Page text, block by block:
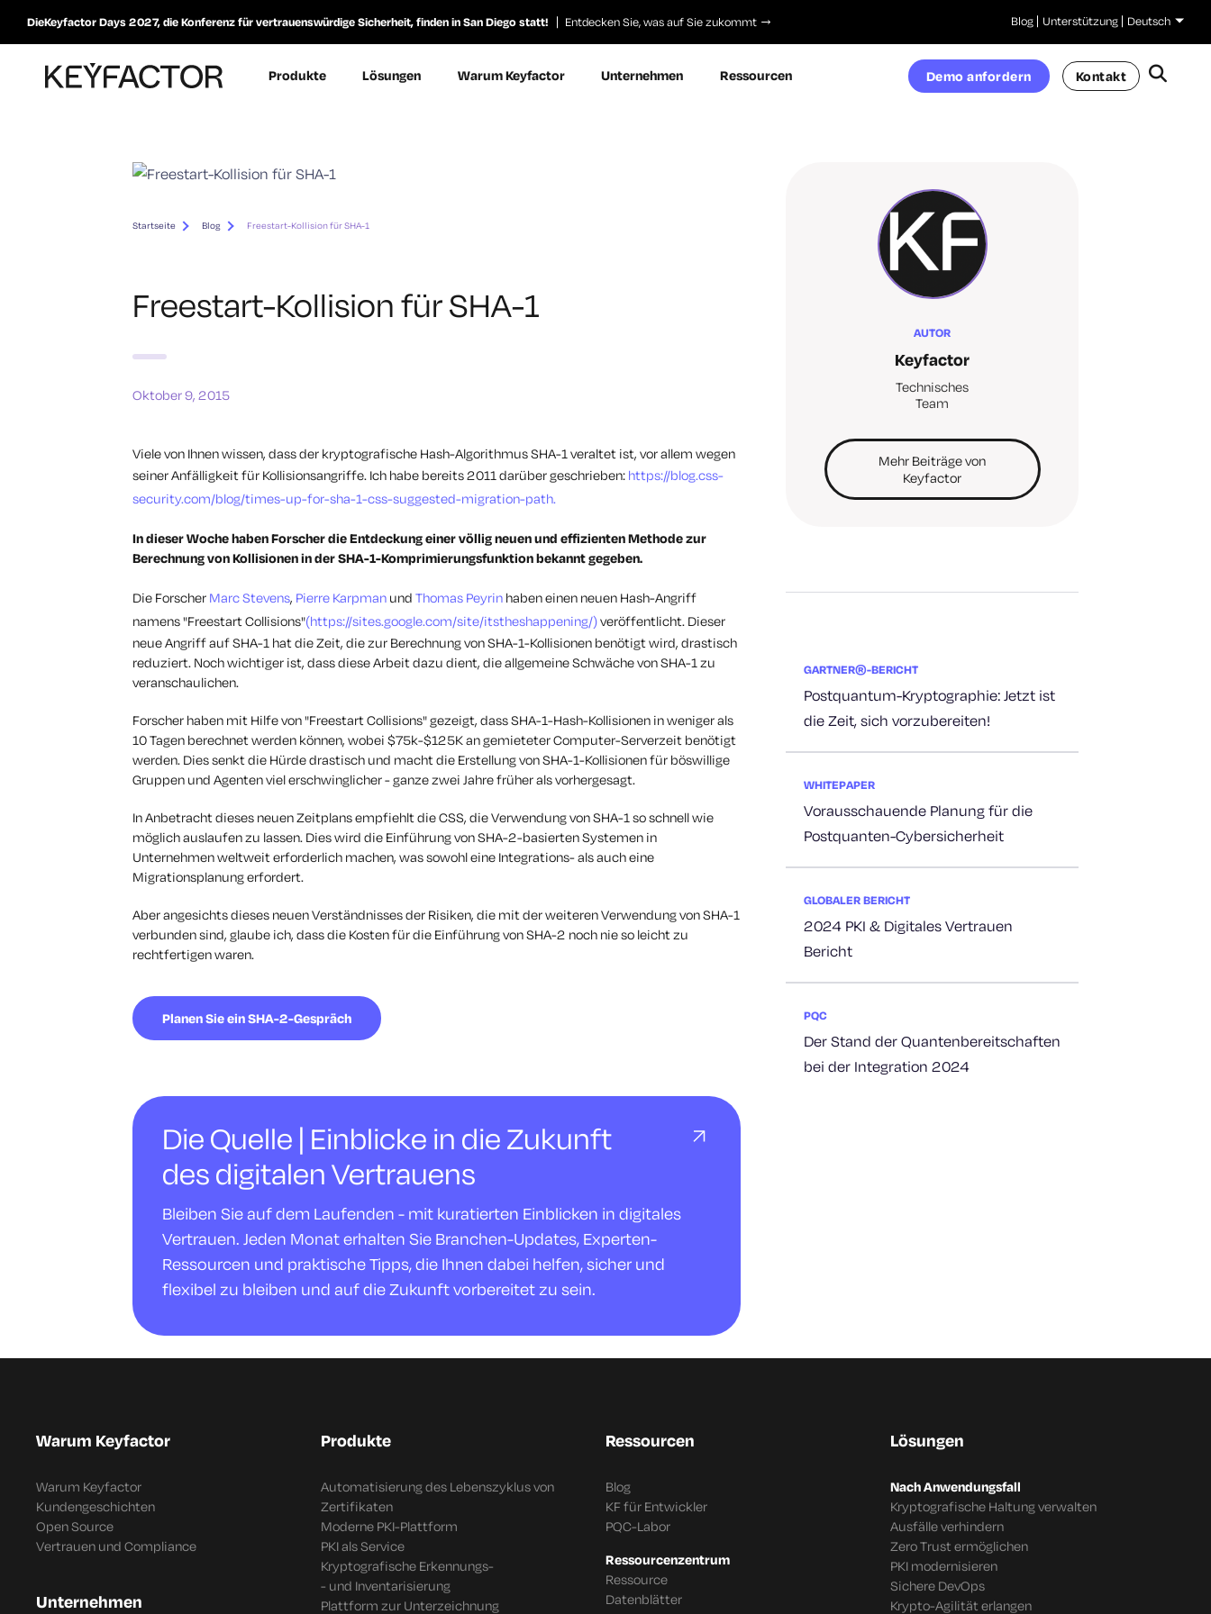
DieKeyfactor Days 2027, die Konferenz für vertrauenswürdige Sicherheit, finden in San Diego statt! Entdecken Sie, was auf Sie zukommt Blog Unterstützung Deutsch
Produkte Lösungen Warum Keyfactor Unternehmen Ressourcen Demo anfordern Kontakt
Startseite Blog Freestart-Kollision für SHA-1
Freestart-Kollision für SHA-1
Oktober 9, 2015
Viele von Ihnen wissen, dass der kryptografische Hash-Algorithmus SHA-1 veraltet ist, vor allem wegen
seiner Anfälligkeit für Kollisionsangriffe. Ich habe bereits 2011 darüber geschrieben: https://blog.css-
security.com/blog/times-up-for-sha-1-css-suggested-migration-path.
In dieser Woche haben Forscher die Entdeckung einer völlig neuen und effizienten Methode zur
Berechnung von Kollisionen in der SHA-1-Komprimierungsfunktion bekannt gegeben.
Die Forscher Marc Stevens, Pierre Karpman und Thomas Peyrin haben einen neuen Hash-Angriff
namens "Freestart Collisions"(https://sites.google.com/site/itstheshappening/)veröffentlicht. Dieser
neue Angriff auf SHA-1 hat die Zeit, die zur Berechnung von SHA-1-Kollisionen benötigt wird, drastisch
reduziert. Noch wichtiger ist, dass diese Arbeit dazu dient, die allgemeine Schwäche von SHA-1 zu
veranschaulichen.
Forscher haben mit Hilfe von "Freestart Collisions" gezeigt, dass SHA-1-Hash-Kollisionen in weniger als
10 Tagen berechnet werden können, wobei $75k-$125K an gemieteter Computer-Serverzeit benötigt
werden. Dies senkt die Hürde drastisch und macht die Erstellung von SHA-1-Kollisionen für böswillige
Gruppen und Agenten viel erschwinglicher - ganze zwei Jahre früher als vorhergesagt.
In Anbetracht dieses neuen Zeitplans empfiehlt die CSS, die Verwendung von SHA-1 so schnell wie
möglich auslaufen zu lassen. Dies wird die Einführung von SHA-2-basierten Systemen in
Unternehmen weltweit erforderlich machen, was sowohl eine Integrations- als auch eine
Migrationsplanung erfordert.
Aber angesichts dieses neuen Verständnisses der Risiken, die mit der weiteren Verwendung von SHA-1
verbunden sind, glaube ich, dass die Kosten für die Einführung von SHA-2 noch nie so leicht zu
rechtfertigen waren.
Planen Sie ein SHA-2-Gespräch
Die Quelle | Einblicke in die Zukunft
des digitalen Vertrauens
Bleiben Sie auf dem Laufenden - mit kuratierten Einblicken in digitales
Vertrauen. Jeden Monat erhalten Sie Branchen-Updates, Experten-
Ressourcen und praktische Tipps, die Ihnen dabei helfen, sicher und
flexibel zu bleiben und auf die Zukunft vorbereitet zu sein.
AUTOR
Keyfactor
Technisches
Team
Mehr Beiträge von
Keyfactor
GARTNER®-BERICHT
Postquantum-Kryptographie: Jetzt ist
die Zeit, sich vorzubereiten!
WHITEPAPER
Vorausschauende Planung für die
Postquanten-Cybersicherheit
GLOBALER BERICHT
2024 PKI & Digitales Vertrauen
Bericht
PQC
Der Stand der Quantenbereitschaften
bei der Integration 2024
Warum Keyfactor
Warum Keyfactor
Kundengeschichten
Open Source
Vertrauen und Compliance
Unternehmen
Produkte
Automatisierung des Lebenszyklus von
Zertifikaten
Moderne PKI-Plattform
PKI als Service
Kryptografische Erkennungs-
- und Inventarisierung
Plattform zur Unterzeichnung
Ressourcen
Blog
KF für Entwickler
PQC-Labor
Ressourcenzentrum
Ressource
Datenblätter
Lösungen
Nach Anwendungsfall
Kryptografische Haltung verwalten
Ausfälle verhindern
Zero Trust ermöglichen
PKI modernisieren
Sichere DevOps
Krypto-Agilität erlangen